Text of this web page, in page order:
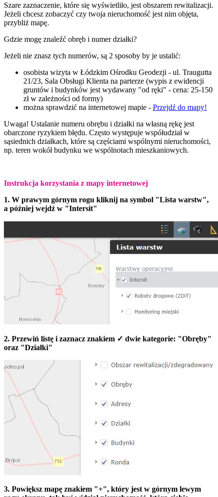
Szare zaznaczenie, które się wyświetliło, jest obszarem rewitalizacji.
Jeżeli chcesz zobaczyć czy twoja nieruchomość jest nim objęta,
przybliż mapę.
Gdzie mogę znaleźć obręb i numer działki?
Jeżeli nie znasz tych numerów, są 2 sposoby by je ustalić:
osobista wizyta w Łódzkim Ośrodku Geodezji - ul. Traugutta
21/23, Sala Obsługi Klienta na parterze (wypis z ewidencji
gruntów i budynków jest wydawany "od ręki" - cena: 25-150
zł w zależności od formy)
można sprawdzić na internetowej mapie - Przejdź do mapy!
Uwaga! Ustalanie numeru obrębu i działki na własną rękę jest
obarczone ryzykiem błędu. Często występuje współudział w
sąsiednich działkach, które są częściami wspólnymi nieruchomości,
np. teren wokół budynku we wspólnotach mieszkaniowych.
Instrukcja korzystania z mapy internetowej
1. W prawym górnym rogu kliknij na symbol "Lista warstw",
a później wejdź w "Intersit"
2. Przewiń listę i zaznacz znakiem ✓ dwie kategorie: "Obręby"
oraz "Działki"
3. Powiększ mapę znakiem "+", który jest w górnym lewym